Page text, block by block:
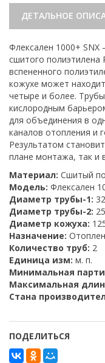
ДЕТАЛЬНОЕ
Флексален 1000+
сшитого полиэтилена
вспененного
кожухе может
четыре и более.
кислородным
для объединения в
каналов отопления и
Результатом
плане монтажа, так и
Материал: Сшитый
Модель: Флексален
Диаметр трубы-1:
Диаметр трубы-2:
Диаметр кожуха:
Назначение:
Количество труб: 2
Единица изм: м. п.
Минимальная
Максимальная
Стана
ПОДЕЛИТЬСЯ